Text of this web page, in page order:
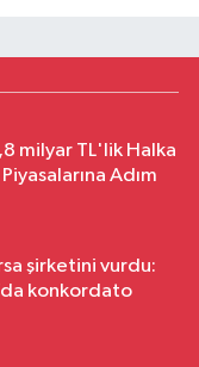
milyar TL'lik Halka
Adım
şirketini vurdu:
konkordato